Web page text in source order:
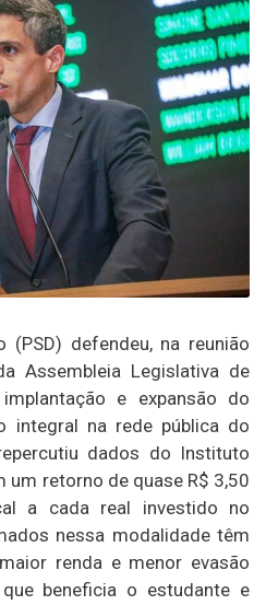
(PSD) defendeu, na reunião
Assembleia Legislativa de
e expansão do
integral na rede pública do
dados do Instituto
um retorno de quase R$ 3,50
a cada real investido no
nessa modalidade têm
renda e menor evasão
beneficia o estudante e